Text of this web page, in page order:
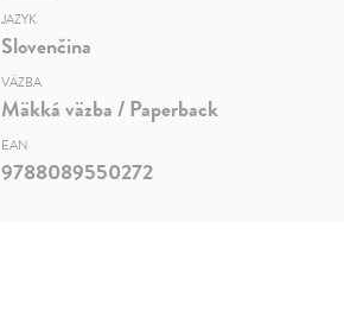
JAZYK
Slovenčina
VÄZBA
Mäkká väzba / Paperback
EAN
9788089550272